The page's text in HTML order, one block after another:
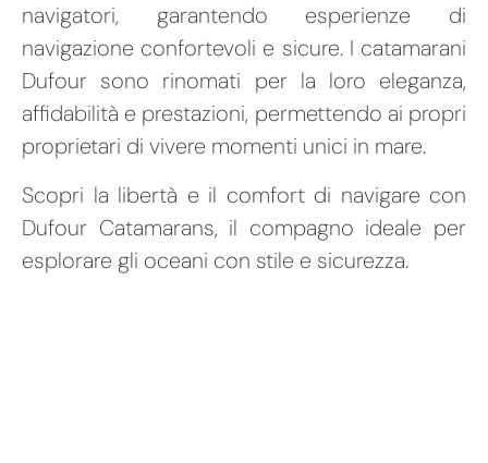
navigatori, garantendo esperienze di
navigazione confortevoli e sicure. I catamarani
Dufour sono rinomati per la loro eleganza,
affidabilità e prestazioni, permettendo ai propri
proprietari di vivere momenti unici in mare.
Scopri la libertà e il comfort di navigare con
Dufour Catamarans, il compagno ideale per
esplorare gli oceani con stile e sicurezza.